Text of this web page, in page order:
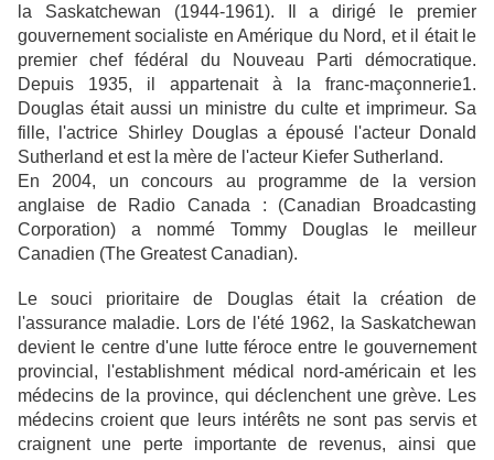
la Saskatchewan (1944-1961). Il a dirigé le premier
gouvernement socialiste en Amérique du Nord, et il était le
premier chef fédéral du Nouveau Parti démocratique.
Depuis 1935, il appartenait à la franc-maçonnerie1.
Douglas était aussi un ministre du culte et imprimeur. Sa
fille, l'actrice Shirley Douglas a épousé l'acteur Donald
Sutherland et est la mère de l'acteur Kiefer Sutherland.
En 2004, un concours au programme de la version
anglaise de Radio Canada : (Canadian Broadcasting
Corporation) a nommé Tommy Douglas le meilleur
Canadien (The Greatest Canadian).
Le souci prioritaire de Douglas était la création de
l'assurance maladie. Lors de l'été 1962, la Saskatchewan
devient le centre d'une lutte féroce entre le gouvernement
provincial, l'establishment médical nord-américain et les
médecins de la province, qui déclenchent une grève. Les
médecins croient que leurs intérêts ne sont pas servis et
craignent une perte importante de revenus, ainsi que